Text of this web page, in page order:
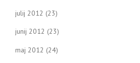
julij 2012 (23)
junij 2012 (23)
maj 2012 (24)